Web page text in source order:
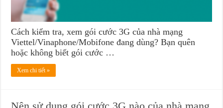
Cách kiểm tra, xem gói cước 3G của nhà mạng
Viettel/Vinaphone/Mobifone đang dùng? Bạn quên
hoặc không biết gói cước …
Xem chi tiết »